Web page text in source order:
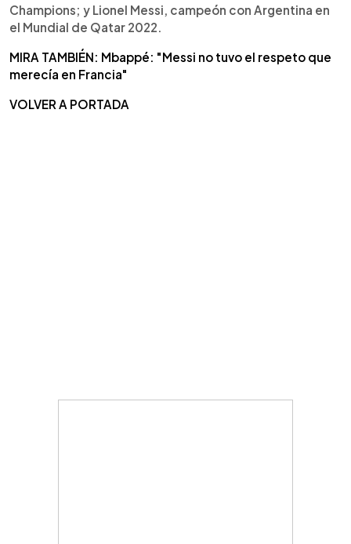
Champions; y Lionel Messi, campeón con Argentina en
el Mundial de Qatar 2022.
MIRA TAMBIÉN: Mbappé: "Messi no tuvo el respeto que
merecía en Francia"
VOLVER A PORTADA